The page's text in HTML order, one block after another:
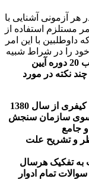
آزمونی آشنایی با
مستلزم استفاده از
با این امر
را در شراط شبیه
جهت سهولت مراجعه به کتاب 20 دوره آیین
نکته در مورد
گرداوری 20 دوره سوالات ایین دادرسی کیفری از سال 1380
جامع
و تشریح علت
به تفکیک هرسال
تمام ادوار